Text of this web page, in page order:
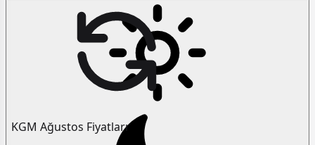
KGM Ağustos Fiyatları